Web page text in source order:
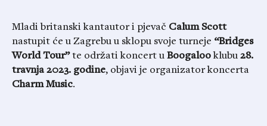
Mladi britanski kantautor i pjevač Calum Scott
nastupit će u Zagrebu u sklopu svoje turneje “Bridges
World Tour”te održati koncert u Boogaloo klubu 28.
travnja 2023. godine, objavi je organizator koncerta
Charm Music.